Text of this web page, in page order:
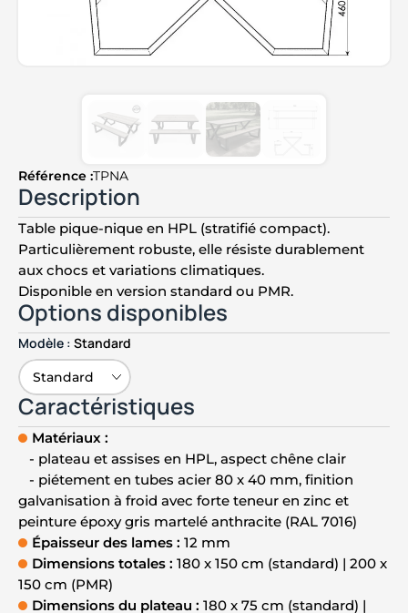
Référence :TPNA
Description
Table pique-nique en HPL (stratifié compact).
Particulièrement robuste, elle résiste durablement
aux chocs et variations climatiques.
Disponible en version standard ou PMR.
Options disponibles
Modèle : Standard
Caractéristiques
Matériaux :
- plateau et assises en HPL, aspect chêne clair
- piétement en tubes acier 80 x 40 mm, finition
galvanisation à froid avec forte teneur en zinc et
peinture époxy gris martelé anthracite (RAL 7016)
Épaisseur des lames : 12 mm
Dimensions totales : 180 x 150 cm (standard) | 200 x
150 cm (PMR)
Dimensions du plateau : 180 x 75 cm (standard) |